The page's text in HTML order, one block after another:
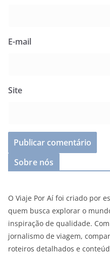
E-mail
Site
Sobre nós
O Viaje Por Aí foi criado por
quem busca explorar o
inspiração de qualidade.
jornalismo de viagem,
roteiros detalhados e